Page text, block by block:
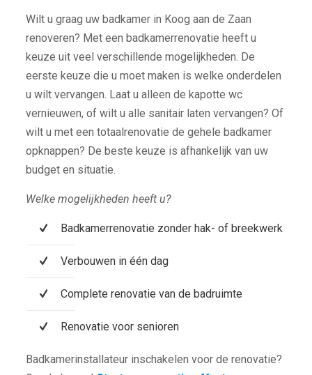
Wilt u graag uw badkamer in Koog aan de Zaan
renoveren? Met een badkamerrenovatie heeft u
keuze uit veel verschillende mogelijkheden. De
eerste keuze die u moet maken is welke onderdelen
u wilt vervangen. Laat u alleen de kapotte wc
vernieuwen, of wilt u alle sanitair laten vervangen? Of
wilt u met een totaalrenovatie de gehele badkamer
opknappen? De beste keuze is afhankelijk van uw
budget en situatie.
Welke mogelijkheden heeft u?
Badkamerrenovatie zonder hak- of breekwerk
Verbouwen in één dag
Complete renovatie van de badruimte
Renovatie voor senioren
Badkamerinstallateur inschakelen voor de renovatie?